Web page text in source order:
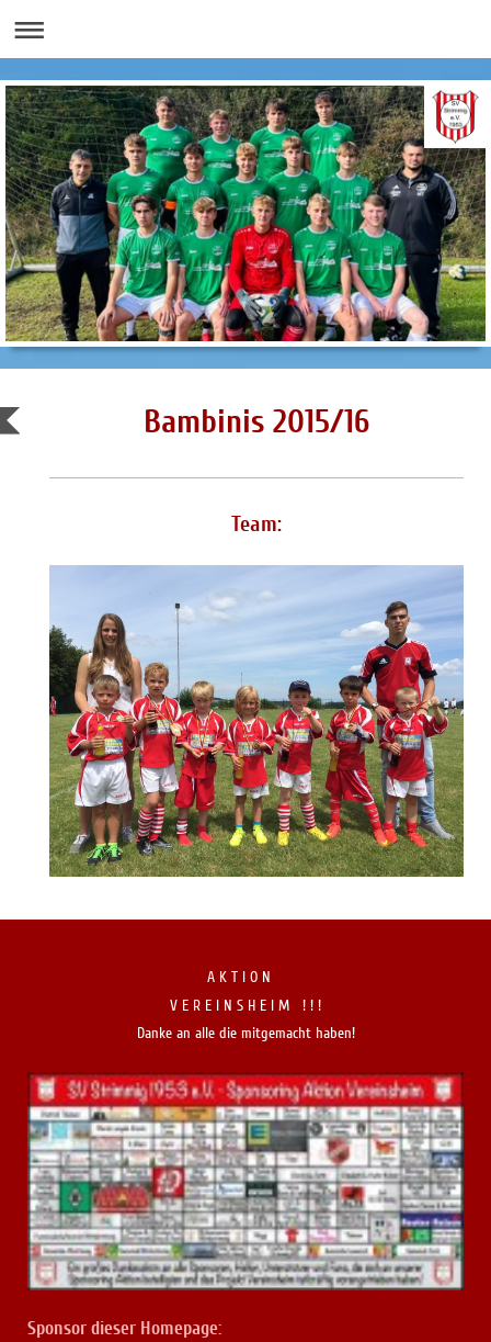
Bambinis 2015/16
Team:
A K T I O N
V E R E I N S H E I M ! ! !
Danke an alle die mitgemacht haben!
Sponsor dieser Homepage: